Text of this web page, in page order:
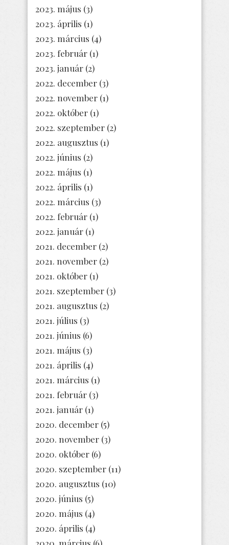
2023. május (3)
2023. április (1)
2023. március (4)
2023. február (1)
2023. január (2)
2022. december (3)
2022. november (1)
2022. október (1)
2022. szeptember (2)
2022. augusztus (1)
2022. június (2)
2022. május (1)
2022. április (1)
2022. március (3)
2022. február (1)
2022. január (1)
2021. december (2)
2021. november (2)
2021. október (1)
2021. szeptember (3)
2021. augusztus (2)
2021. július (3)
2021. június (6)
2021. május (3)
2021. április (4)
2021. március (1)
2021. február (3)
2021. január (1)
2020. december (5)
2020. november (3)
2020. október (6)
2020. szeptember (11)
2020. augusztus (10)
2020. június (5)
2020. május (4)
2020. április (4)